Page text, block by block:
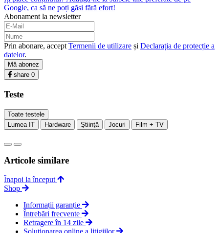
Google, ca să ne poți găsi fără efort!
Abonament la newsletter
Prin abonare, accept Termenii de utilizare și Declarația de protecție a
datelor.
Mă abonez
share 0
Teste
Toate testele
Lumea IT
Hardware Ştiinţă Jocuri Film + TV
Articole similare
Înapoi la început
Shop
Informații garanție
Întrebări frecvente
Retragere în 14 zile